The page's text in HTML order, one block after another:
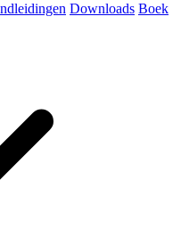
Downloads Boek